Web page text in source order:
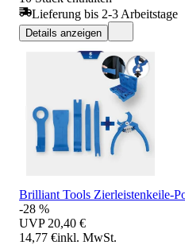
Lieferung bis 2-3 Arbeitstage
Details anzeigen
Brilliant Tools Zierleistenkeile-
-28 %
UVP 20,40 €
14,77 €inkl. MwSt.